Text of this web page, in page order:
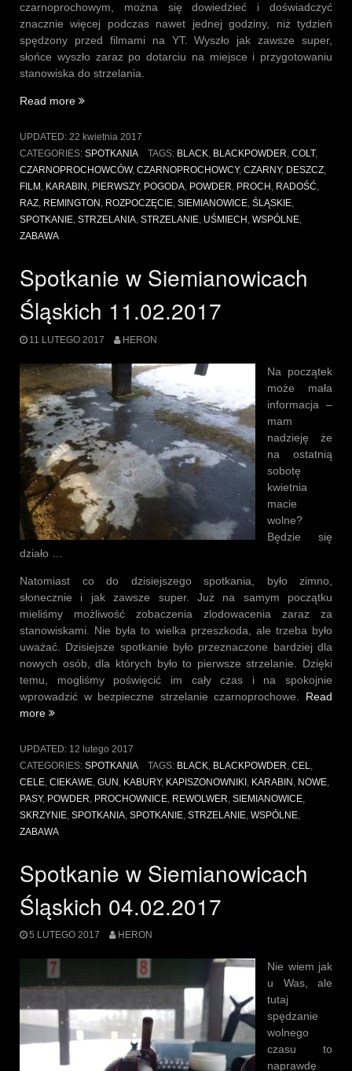
czarnoprochowym, można się dowiedzieć i doświadczyć
znacznie więcej podczas nawet jednej godziny, niż tydzień
spędzony przed filmami na YT. Wyszło jak zawsze super,
słońce wyszło zaraz po dotarciu na miejsce i przygotowaniu
stanowiska do strzelania.
Read more „Spotkanie
Siemianowicach
Śląskich
22.04.2017”
UPDATED: 22 kwietnia 2017
CATEGORIES: SPOTKANIA TAGS: BLACK, BLACKPOWDER, COLT,
CZARNOPROCHOWCÓW, CZARNOPROCHOWCY, CZARNY, DESZCZ,
FILM , KARABIN , PIERWSZY, POGODA, POWDER, PROCH , RADOŚĆ,
RAZ, REMINGTON , ROZPOCZĘCIE, SIEMIANOWICE, ŚLĄSKIE,
SPOTKANIE, STRZELANIA, STRZELANIE, UŚMIECH , WSPÓLNE,
ZABAWA
Spotkanie w Siemianowicach
Śląskich 11.02.2017
11 LUTEGO 2017 HERON
Na początek
może mała
informacja –
mam
nadzieję że
na ostatnią
sobotę
kwietnia
macie
wolne?
Będzie się
działo …
Natomiast co do dzisiejszego spotkania, było zimno,
słonecznie i jak zawsze super. Już na samym początku
mieliśmy możliwość zobaczenia zlodowacenia zaraz za
stanowiskami. Nie była to wielka przeszkoda, ale trzeba było
uważać. Dzisiejsze spotkanie było przeznaczone bardziej dla
nowych osób, dla których było to pierwsze strzelanie. Dzięki
temu, mogliśmy poświęcić im cały czas i na spokojnie
wprowadzić w bezpieczne strzelanie czarnoprochowe. Read
more „Spotkanie
Siemianowicach
Śląskich
11.02.2017”
UPDATED: 12 lutego 2017
CATEGORIES: SPOTKANIA TAGS: BLACK BLACKPOWDER CEL
CELE CIEKAWE GUN KABURY, KAPISZONOWNIKI KARABIN NOWE
PASY, POWDER PROCHOWNICE REWOLWER SIEMIANOWICE
SKRZYNIE SPOTKANIA SPOTKANIE STRZELANIE WSPÓLNE
ZABAWA
Spotkanie w Siemianowicach
Śląskich 04.02.2017
5 LUTEGO 2017 HERON
Nie wiem jak
u Was, ale
tutaj
spędzanie
wolnego
czasu to
naprawdę